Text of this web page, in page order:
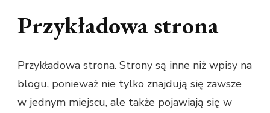
Przykładowa strona
Przykładowa strona. Strony są inne niż wpisy na
blogu, ponieważ nie tylko znajdują się zawsze
w jednym miejscu, ale także pojawiają się w